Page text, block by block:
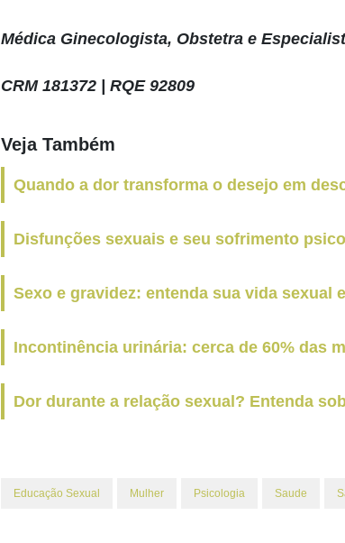
Médica Ginecologista, Obstetra e
CRM 181372 | RQE 92809
Veja Também
Quando a dor transforma o desejo em
Disfunções sexuais e seu sofrimento
Sexo e gravidez: entenda sua vida sexual
Incontinência urinária: cerca de 60% das
Dor durante a relação sexual? Entenda
Educação Sexual Mulher Psicologia Saude